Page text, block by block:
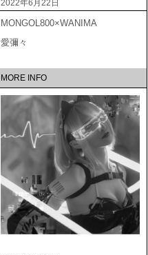
2022年6月22日
MONGOL800×WANIMA
愛彌々
MORE INFO